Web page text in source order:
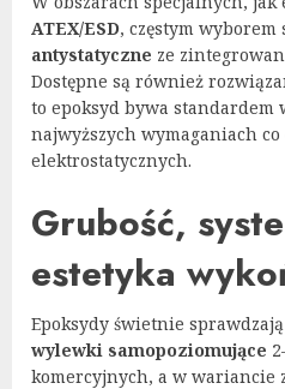
ATEX/ESD, częstym wyborem
antystatyczne ze
Dostępne są również
to epoksyd bywa standardem
najwyższych wymaganiach
elektrostatycznych.
Grubość,
estetyka
Epoksydy świetnie
wylewki samopoziomujące
komercyjnych, a w wariancie